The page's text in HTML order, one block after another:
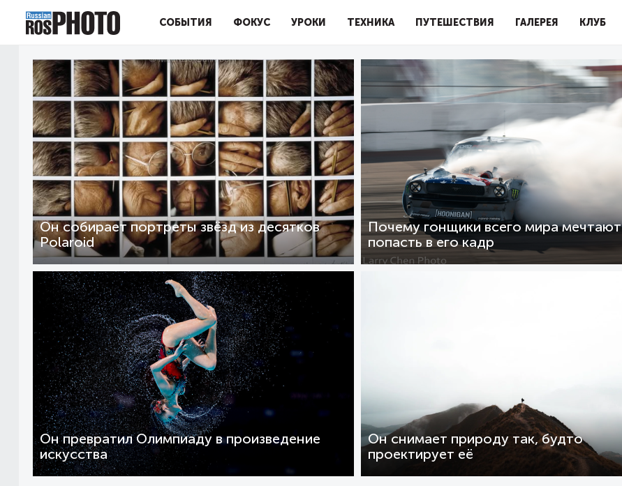
СОБЫТИЯ ФОКУС УРОКИ ТЕХНИКА ПУТЕШЕСТВИЯ ГАЛЕРЕЯ КЛУБ
Он собирает портреты звёзд из десятков
Polaroid
Почему гонщики всего мира мечтают
попасть в его кадр
Он превратил Олимпиаду в произведение
искусства
Он снимает природу так, будто
проектирует её